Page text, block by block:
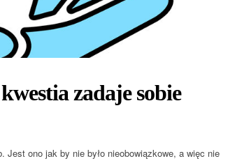
zadaje sobie
ono jak by nie było nieobowiązkowe, a więc nie